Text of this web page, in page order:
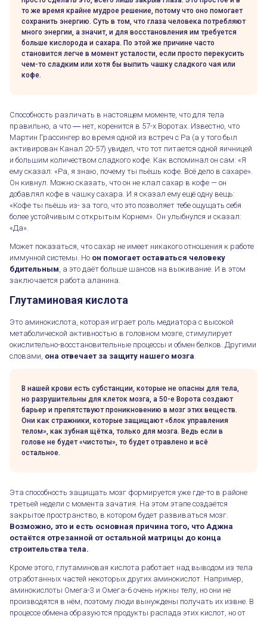
то же время крайне мудрое решение, потому что оно помогает
сохранить энергию. Суть в том, что глаза человека потребляют
много энергии, а значит, и для восстановления им требуется
больше кислорода и сахара. По этой же причине часто
становится легче в момент усталости, если просто перекусить
чем-то сладким или хотя бы выпить чашку сладкого чая или
кофе.
Способность различать в настоящем моменте, что для тела
правильно, а что ― нет, коренится в 57-х Воротах. Известно, что
Мартин Грассингер во время одной из встреч с Ра (а у того был
активирован Канал 20-57) увидел, что тот питается одной яичницей
и большим количеством сладкого кофе. Как вспоминал он сам: «Я
ему сказал: «Ра, я знаю, почему ты пьёшь кофе. Всё дело в сахаре».
Он кивнул. Можно сказать, что он не клал сахар в кофе — он
добавлял кофе в чашку сахара. И я сказал ему ещё одну вещь:
«Кофе ты пьёшь из- за того, что это позволяет тебе ощущать себя
более устойчивым с открытым Корнем». Он улыбнулся и сказал:
«Да».
Может показаться, что сахар не имеет никакого отношения к работе
иммунной системы. Но он помогает оставаться человеку
бдительным, а это даёт больше шансов на выживание. И в этом
заключается работа аланина.
Глутаминовая кислота
Это аминокислота, которая играет роль медиатора с высокой
метаболической активностью в головном мозге, стимулирует
окислительно-восстановительные процессы и обмен белков. Другими
словами, она отвечает за защиту нашего мозга.
В нашей крови есть субстанции, которые не опасны для тела,
но разрушительны для клеток мозга, а 50-е Ворота создают
барьер и препятствуют проникновению в мозг этих веществ.
Они как стражники, которые защищают «блок управления
телом», как зубная щётка, только для мозга. Ведь если в
голове не будет «чистоты», то будет отравлено и всё
остальное.
Эта способность защищать мозг формируется уже где-то в районе
третьей недели с момента зачатия. На этом этапе создаётся
закрытое пространство, в котором будет развиваться мозг.
Возможно, это и есть основная причина того, что Аджна
остаётся отрезанной от остальной матрицы до конца
строительства тела.
Кроме этого, глутаминовая кислота работает над выводом из тела
отработанных частей некоторых других аминокислот. Например,
аминокислоты Омега-3 и Омега-6 очень нужны телу, но они не
производятся в нём, поэтому люди вынуждены получать их извне. В
процессе обмена образуются продукты распада этих кислот, но от